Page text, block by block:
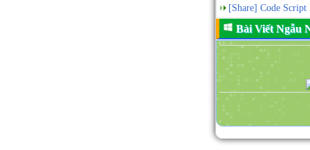
[Share] Code
Bài Viết Ngẫu